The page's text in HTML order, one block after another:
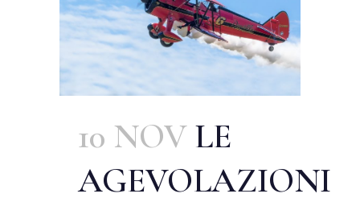
10 NOV LE
AGEVOLAZIONI